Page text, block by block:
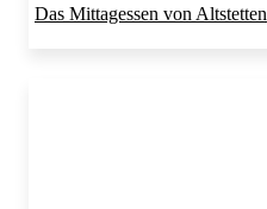
Das Mittagessen von Altstetten